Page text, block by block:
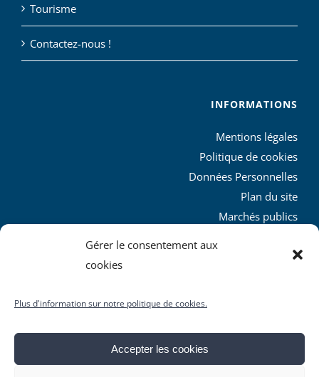
Gérer le consentement aux
cookies
Plus d'information sur notre politique de cookies.
Accepter les cookies
Tourisme
Contactez-nous !
INFORMATIONS
Mentions légales
Politique de cookies
Données Personnelles
Plan du site
Marchés publics
L’agglo recrute